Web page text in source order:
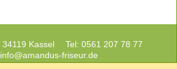
34119 Kassel
Tel: 0561 207 78 77
info@amandus-friseur.de